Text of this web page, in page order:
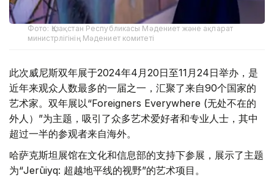
Фото: Қазақстан Республикасы Мәдениет және ақпарат
министрлігінің Мәдениет комитеті
此次威尼斯双年展于2024年4月20日至11月24日举办，是
近年来观众人数最多的一届之一，汇聚了来自90个国家的
艺术家。双年展以“Foreigners Everywhere (无处不在的
外人）”为主题，吸引了众多艺术爱好者和专业人士，其中
超过一半的参观者来自海外。
哈萨克斯坦展馆在文化和信息部的支持下参展，展示了主题
为“Jerūiyq: 超越地平线的视野”的艺术项目。